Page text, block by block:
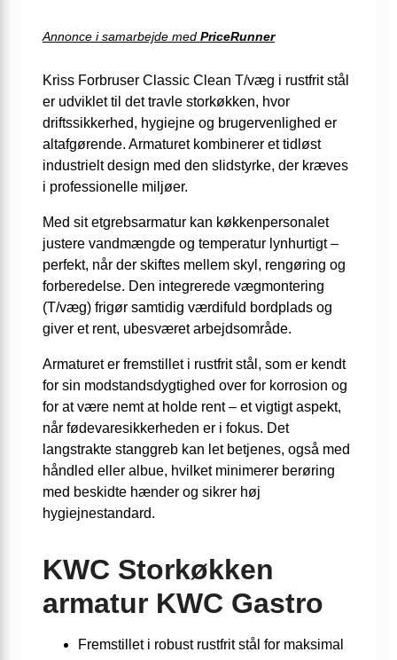
Annonce i samarbejde med PriceRunner
Kriss Forbruser Classic Clean T/væg i rustfrit stål
er udviklet til det travle storkøkken, hvor
driftssikkerhed, hygiejne og brugervenlighed er
altafgørende. Armaturet kombinerer et tidløst
industrielt design med den slidstyrke, der kræves
i professionelle miljøer.
Med sit etgrebsarmatur kan køkkenpersonalet
justere vandmængde og temperatur lynhurtigt –
perfekt, når der skiftes mellem skyl, rengøring og
forberedelse. Den integrerede vægmontering
(T/væg) frigør samtidig værdifuld bordplads og
giver et rent, ubesværet arbejdsområde.
Armaturet er fremstillet i rustfrit stål, som er kendt
for sin modstandsdygtighed over for korrosion og
for at være nemt at holde rent – et vigtigt aspekt,
når fødevaresikkerheden er i fokus. Det
langstrakte stanggreb kan let betjenes, også med
håndled eller albue, hvilket minimerer berøring
med beskidte hænder og sikrer høj
hygiejnestandard.
KWC Storkøkken
armatur KWC Gastro
Fremstillet i robust rustfrit stål for maksimal